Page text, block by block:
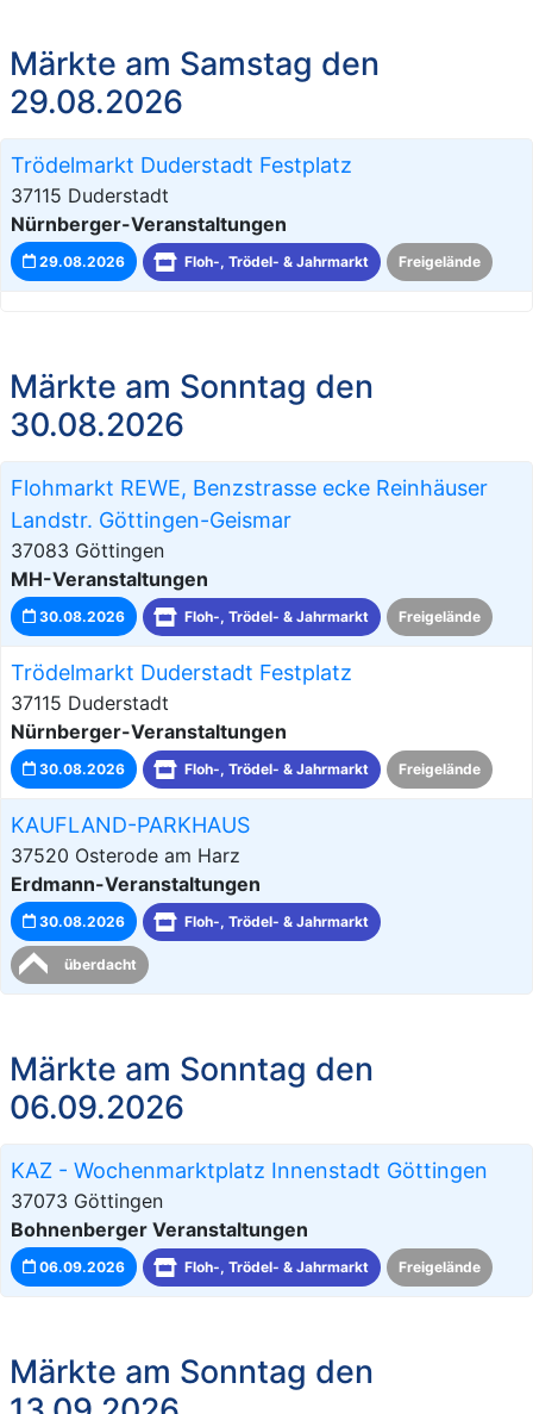
Märkte am Samstag den
29.08.2026
Trödelmarkt Duderstadt Festplatz
37115 Duderstadt
Nürnberger-Veranstaltungen
29.08.2026 Floh-, Trödel- & Jahrmarkt Freigelände
Märkte am Sonntag den
30.08.2026
Flohmarkt REWE, Benzstrasse ecke Reinhäuser
Landstr. Göttingen-Geismar
37083 Göttingen
MH-Veranstaltungen
30.08.2026 Floh-, Trödel- & Jahrmarkt Freigelände
Trödelmarkt Duderstadt Festplatz
37115 Duderstadt
Nürnberger-Veranstaltungen
30.08.2026 Floh-, Trödel- & Jahrmarkt Freigelände
KAUFLAND-PARKHAUS
37520 Osterode am Harz
Erdmann-Veranstaltungen
30.08.2026 Floh-, Trödel- & Jahrmarkt
überdacht
Märkte am Sonntag den
06.09.2026
KAZ - Wochenmarktplatz Innenstadt Göttingen
37073 Göttingen
Bohnenberger Veranstaltungen
06.09.2026 Floh-, Trödel- & Jahrmarkt Freigelände
Märkte am Sonntag den